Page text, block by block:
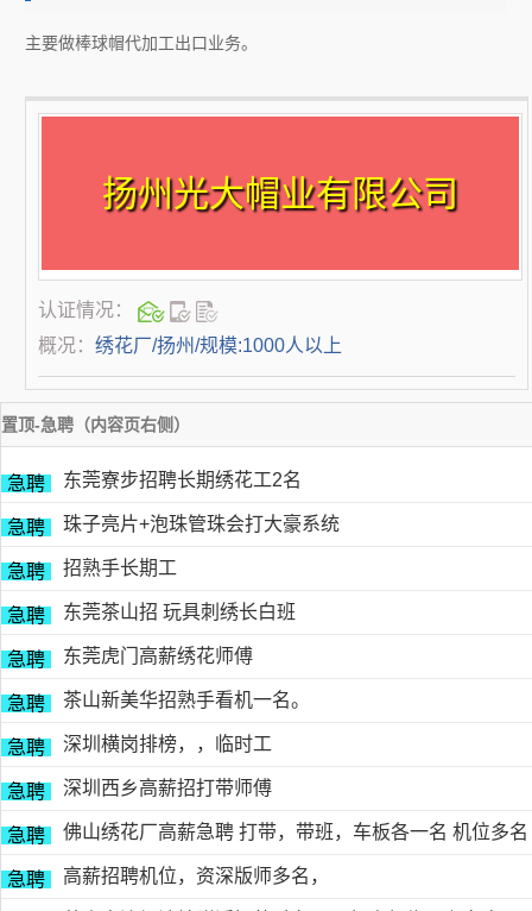
主要做棒球帽代加工出口业务。
扬州光大帽业有限公司
认证情况：
概况： 绣花厂/扬州/规模:1000人以上
置顶-急聘（内容页右侧）
急聘 东莞寮步招聘长期绣花工2名
急聘 珠子亮片+泡珠管珠会打大豪系统
急聘 招熟手长期工
急聘 东莞茶山招 玩具刺绣长白班
急聘 东莞虎门高薪绣花师傅
急聘 茶山新美华招熟手看机一名。
急聘 深圳横岗排榜，，临时工
急聘 深圳西乡高薪招打带师傅
急聘 佛山绣花厂高薪急聘 打带，带班，车板各一名 机位多名
急聘 高薪招聘机位，资深版师多名，